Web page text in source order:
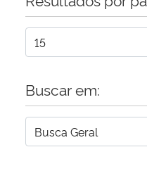
Buscar em: